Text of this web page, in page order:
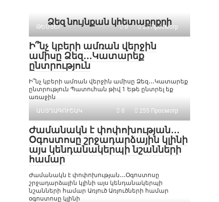
Ձեզ նույնքան կհետաքրքրի
ԹԵՍՏԵՐ 0 25 Просмотр
Ի՞նչ կբերի ամռան վերջին
ամիսը Ձեզ․․․Կատարեք
ընտրություն
Ի՞նչ կբերի ամռան վերջին ամիսը Ձեզ․․․Կատարեք
ընտրություն Պատուհան թիվ 1 Եթե ընտրել եք
առաջին
ԱՍՏՂԱԳՈՒՇԱԿ
0 255 Просмотр
Ժամանակն է փոփոխության․․․
Օգոստոսը շրջադարձային կլինի
այս կենդանակերպի նշանների
համար
Ժամանակն է փոփոխության․․․Օգոստոսը
շրջադարձային կլինի այս կենդանակերպի
նշանների համար Առյուծ Առյուծների համար
օգոստոսը կլինի